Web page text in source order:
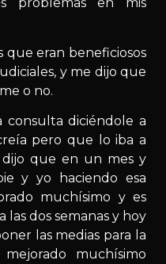
que eran beneficiosos
y me dijo que
o no.
consulta diciéndole a
pero que lo iba a
que en un mes y
y yo haciendo esa
muchísimo y es
las dos semanas y hoy
las medias para la
muchísimo